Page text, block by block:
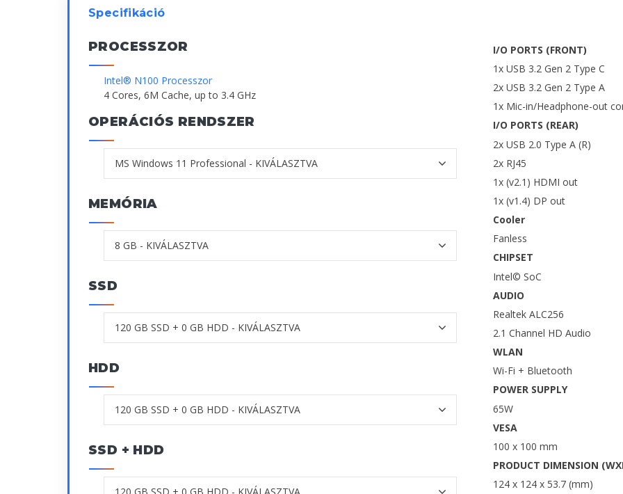
Specifikáció
PROCESSZOR
Intel® N100 Processzor
4 Cores, 6M Cache, up to 3.4 GHz
OPERÁCIÓS RENDSZER
MEMÓRIA
SSD
HDD
SSD + HDD
I/O PORTS (FRONT)
1x USB 3.2 Gen 2 Type C
2x USB 3.2 Gen 2 Type A
1x Mic-in/Headphone-out
I/O PORTS (REAR)
2x USB 2.0 Type A (R)
2x RJ45
1x (v2.1) HDMI out
1x (v1.4) DP out
Cooler
Fanless
CHIPSET
Intel© SoC
AUDIO
Realtek ALC256
2.1 Channel HD Audio
WLAN
Wi-Fi + Bluetooth
POWER SUPPLY
65W
VESA
100 x 100 mm
PRODUCT DIMENSION
124 x 124 x 53.7 (mm)